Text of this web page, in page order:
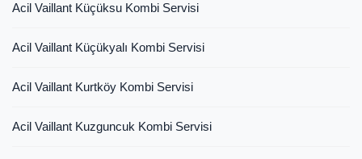
Acil Vaillant Küçüksu Kombi Servisi
Acil Vaillant Küçükyalı Kombi Servisi
Acil Vaillant Kurtköy Kombi Servisi
Acil Vaillant Kuzguncuk Kombi Servisi